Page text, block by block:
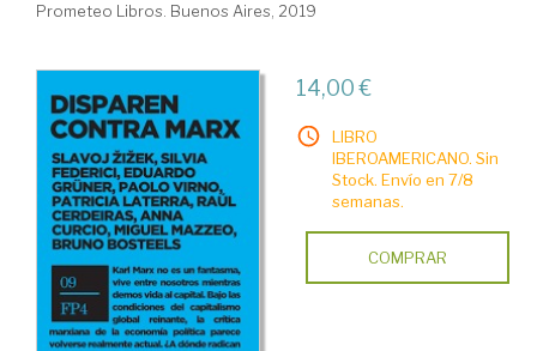
Prometeo Libros. Buenos Aires, 2019
14,00 €
LIBRO
IBEROAMERICANO. Sin
Stock. Envío en 7/8
semanas.
COMPRAR